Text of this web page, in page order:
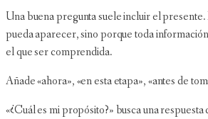
Una buena pregunta suele incluir el
pueda aparecer, sino porque toda
el que ser comprendida.
Añade «ahora», «en esta etapa», «antes de
«¿Cuál es mi propósito?» busca una